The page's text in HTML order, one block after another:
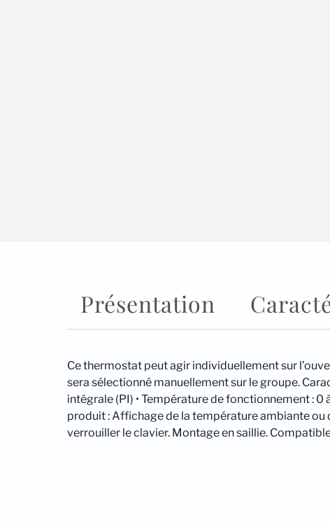
Présentation
Ce thermostat peut agir individuellement sur
sera sélectionné manuellement sur le groupe.
intégrale (PI) • Température de fonctionnement :
produit : Affichage de la température ambiante
verrouiller le clavier. Montage en saillie.